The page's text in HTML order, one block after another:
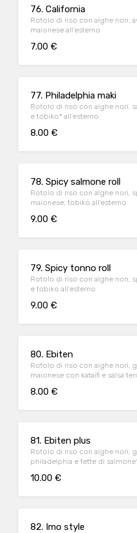
76. California
Rotolo di riso con alghe nori,
maionese all'esterno
7.00 €
77. Philadelphia maki
Rotolo di riso con alghe nori,
e tobiko* all'esterno
8.00 €
78. Spicy salmone roll
Rotolo di riso con alghe nori,
maionese, tobiko all'esterno
9.00 €
79. Spicy tonno roll
Rotolo di riso con alghe nori, spicy tonno, insalata, maionese
e tobiko all'esterno
9.00 €
80. Ebiten
Rotolo di riso con alghe nori,
maionese con kataifi e salsa
8.00 €
81. Ebiten plus
Rotolo di riso con alghe nori,
philadelphia e fette di
10.00 €
82. Imo style